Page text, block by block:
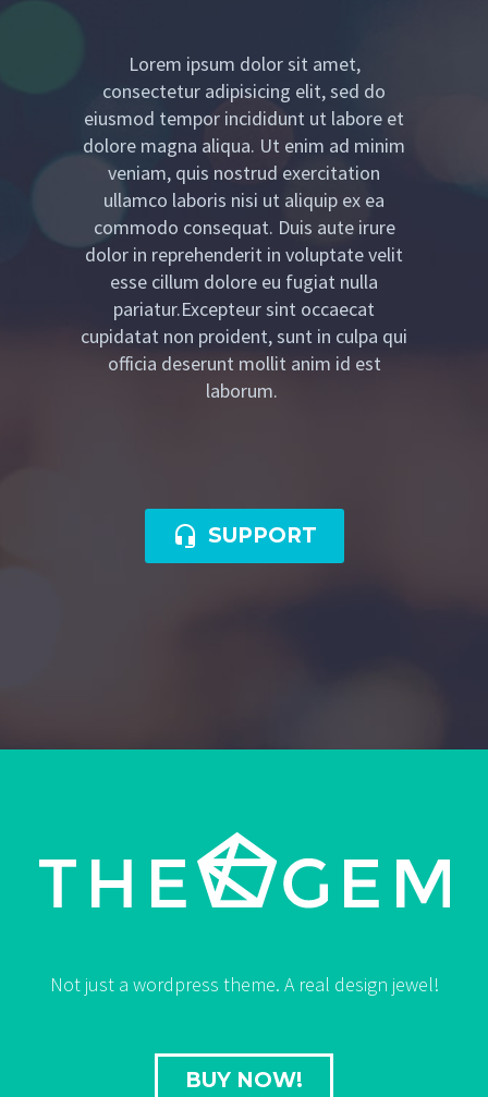
Lorem ipsum dolor sit amet,
consectetur adipisicing elit, sed do
eiusmod tempor incididunt ut labore et
dolore magna aliqua. Ut enim ad minim
veniam, quis nostrud exercitation
ullamco laboris nisi ut aliquip ex ea
commodo consequat. Duis aute irure
dolor in reprehenderit in voluptate velit
esse cillum dolore eu fugiat nulla
pariatur.Excepteur sint occaecat
cupidatat non proident, sunt in culpa qui
officia deserunt mollit anim id est
laborum.
 SUPPORT
Not just a wordpress theme. A real design jewel!
BUY NOW!